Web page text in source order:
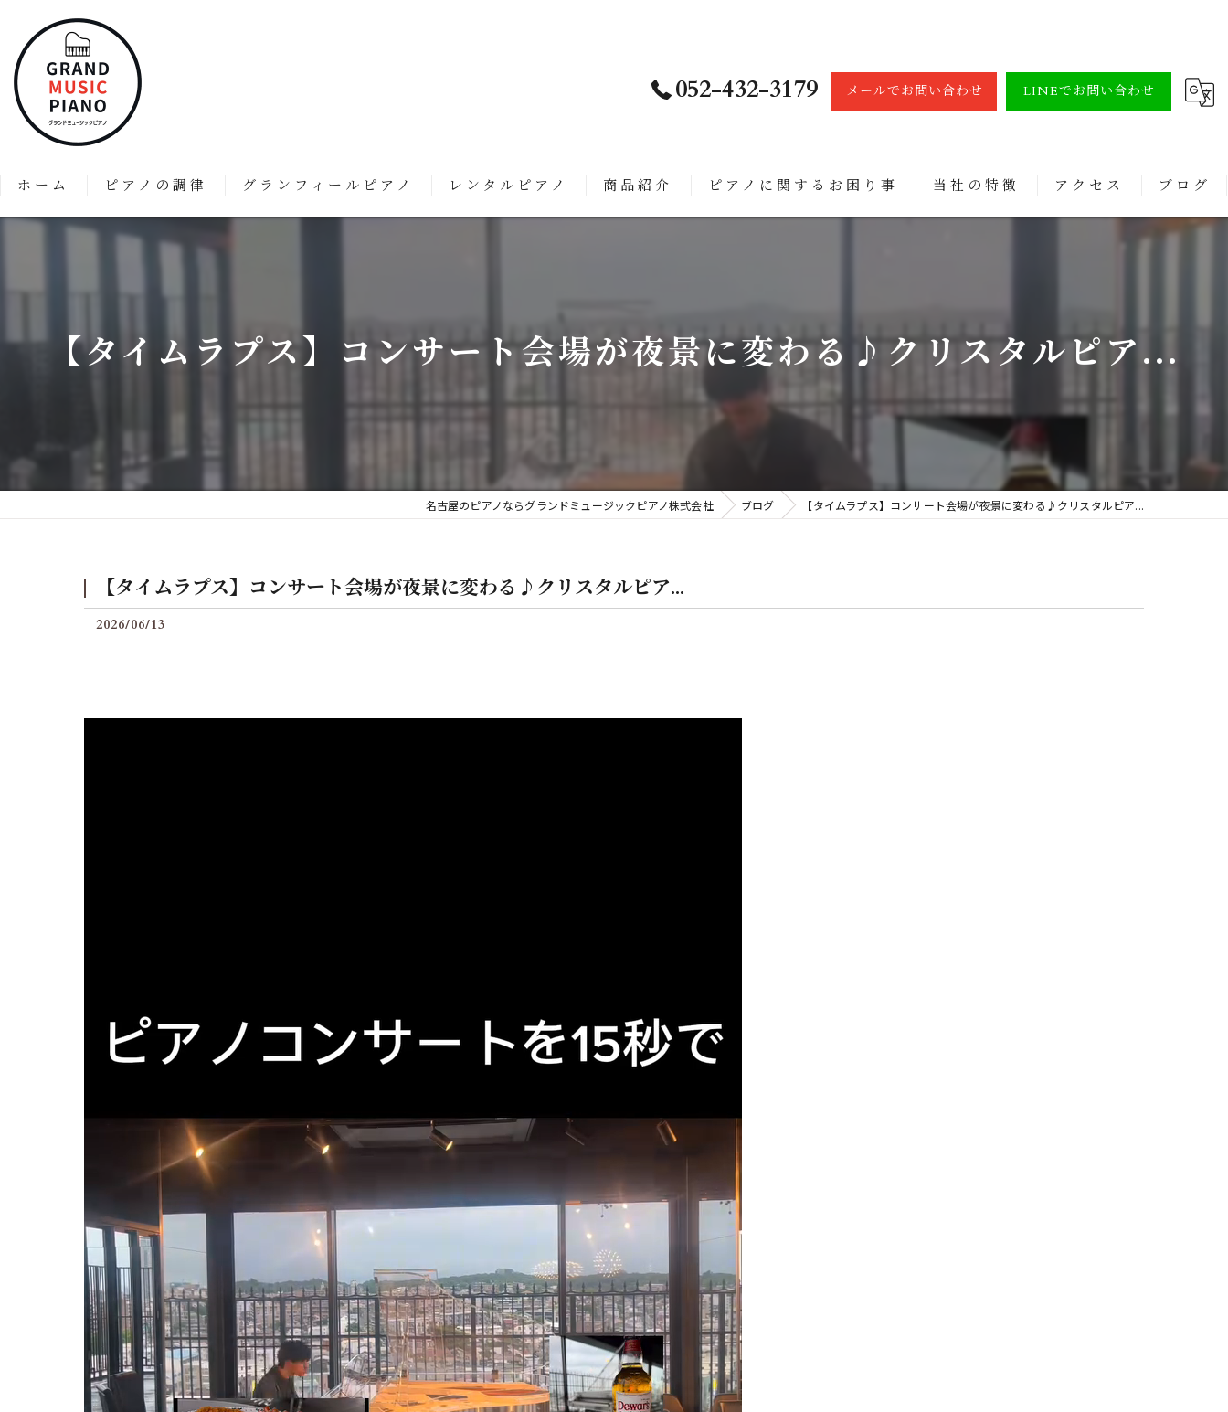
052-432-3179 メールでお問い合わせ LINEでお問い合わせ
ホーム ピアノの調律
ピアノの調律はなぜ必要なのか？
グランフィールピアノ
グランフィールピアノのここがすごい
レンタルピアノ 商品紹介 ピアノに関するお困り事 当社の特徴
グランフィール
アクセス ブログ
【タイムラプス】コンサート会場が夜景に変わる♪クリスタルピア...
名古屋のピアノならグランドミュージックピアノ株式会社 ブログ 【タイムラプス】コンサート会場が夜景に変わる♪クリスタルピア...
【タイムラプス】コンサート会場が夜景に変わる♪クリスタルピア...
2026/06/13